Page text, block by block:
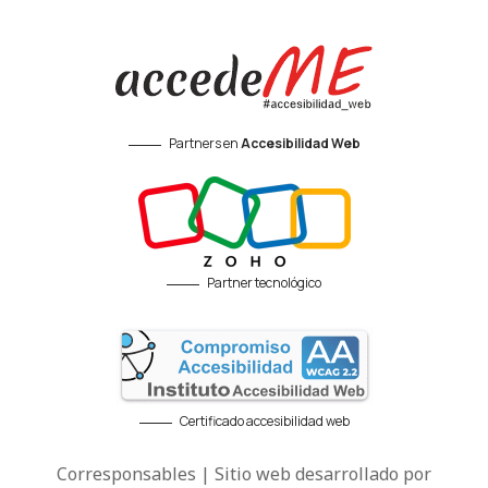
Partners enAccesibilidad Web
Partner tecnológico
Certificado accesibilidad web
Corresponsables | Sitio web desarrollado por